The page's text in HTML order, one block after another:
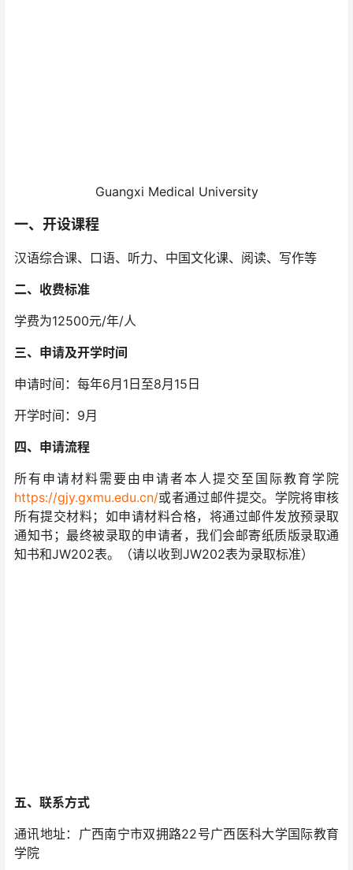
Guangxi Medical University
一、开设课程
汉语综合课、口语、听力、中国文化课、阅读、写作等
二、收费标准
学费为12500元/年/人
三、申请及开学时间
申请时间：每年6月1日至8月15日
开学时间：9月
四、申请流程
所有申请材料需要由申请者本人提交至国际教育学院
https://gjy.gxmu.edu.cn/或者通过邮件提交。学院将审核
所有提交材料；如申请材料合格，将通过邮件发放预录取
通知书；最终被录取的申请者，我们会邮寄纸质版录取通
知书和JW202表。（请以收到JW202表为录取标准）
五、联系方式
通讯地址：广西南宁市双拥路22号广西医科大学国际教育
学院